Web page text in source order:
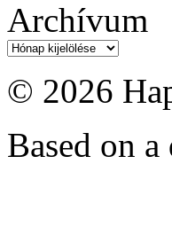
Archívum
Archívum
© 2026
Based on